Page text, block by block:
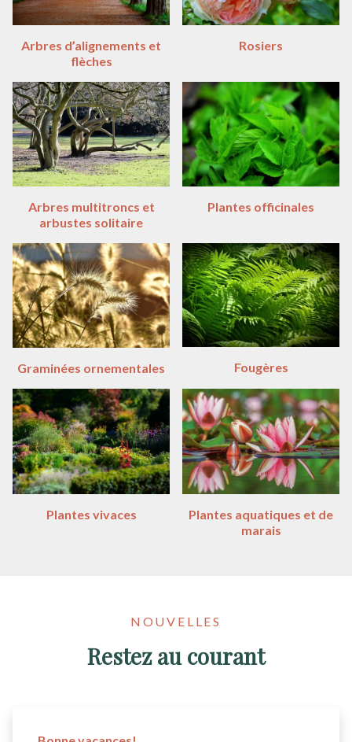
Arbres d’alignements et
flèches
Rosiers
Arbres multitroncs et
arbustes solitaire
Plantes officinales
Graminées ornementales Fougères
Plantes vivaces
Plantes aquatiques et de
marais
NOUVELLES
Restez au courant